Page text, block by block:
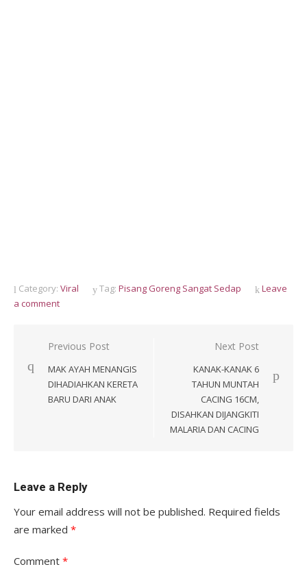
Category: Viral Tag: Pisang Goreng Sangat Sedap
Leave
a comment
Post
navigation
Previous Post
MAK AYAH MENANGIS
DIHADIAHKAN KERETA
BARU DARI ANAK
Next Post
KANAK-KANAK 6
TAHUN MUNTAH
CACING 16CM,
DISAHKAN DIJANGKITI
MALARIA DAN CACING
Leave a Reply
Your email address will not be published. Required fields
are marked *
Comment *